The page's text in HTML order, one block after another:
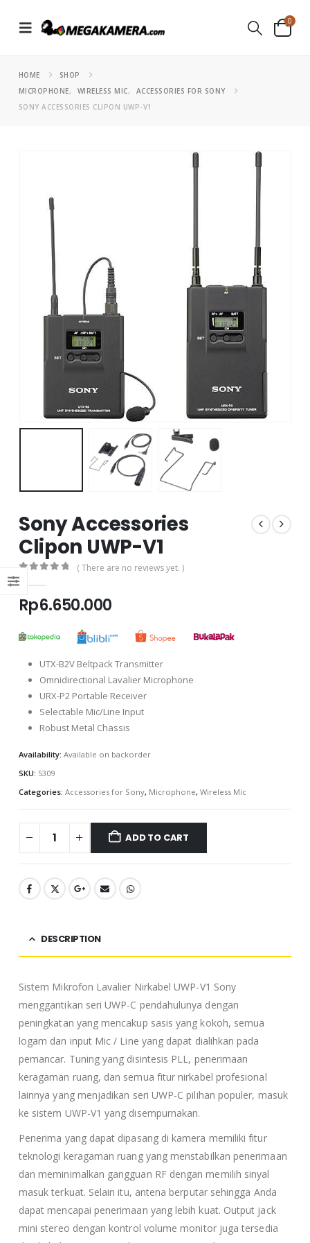
0
HOME
SHOP
MICROPHONE, WIRELESS MIC,
ACCESSORIES FOR SONY
SONY ACCESSORIES CLIPON UWP-V1
Sony Accessories
Clipon UWP-V1
0
( There are no reviews yet. )
Rp6.650.000
UTX-B2V Beltpack Transmitter
Omnidirectional Lavalier Microphone
URX-P2 Portable Receiver
Selectable Mic/Line Input
Robust Metal Chassis
Availability: Available on backorder
SKU: 5309
Categories: Accessories for Sony, Microphone, Wireless Mic
ADD TO CART
DESCRIPTION
Sistem Mikrofon Lavalier Nirkabel UWP-V1 Sony
menggantikan seri UWP-C pendahulunya dengan
peningkatan yang mencakup sasis yang kokoh, semua
logam dan input Mic / Line yang dapat dialihkan pada
pemancar. Tuning yang disintesis PLL, penerimaan
keragaman ruang, dan semua fitur nirkabel profesional
lainnya yang menjadikan seri UWP-C pilihan populer, masuk
ke sistem UWP-V1 yang disempurnakan.
Penerima yang dapat dipasang di kamera memiliki fitur
teknologi keragaman ruang yang menstabilkan penerimaan
dan meminimalkan gangguan RF dengan memilih sinyal
masuk terkuat. Selain itu, antena berputar sehingga Anda
dapat mencapai penerimaan yang lebih kuat. Output jack
mini stereo dengan kontrol volume monitor juga tersedia